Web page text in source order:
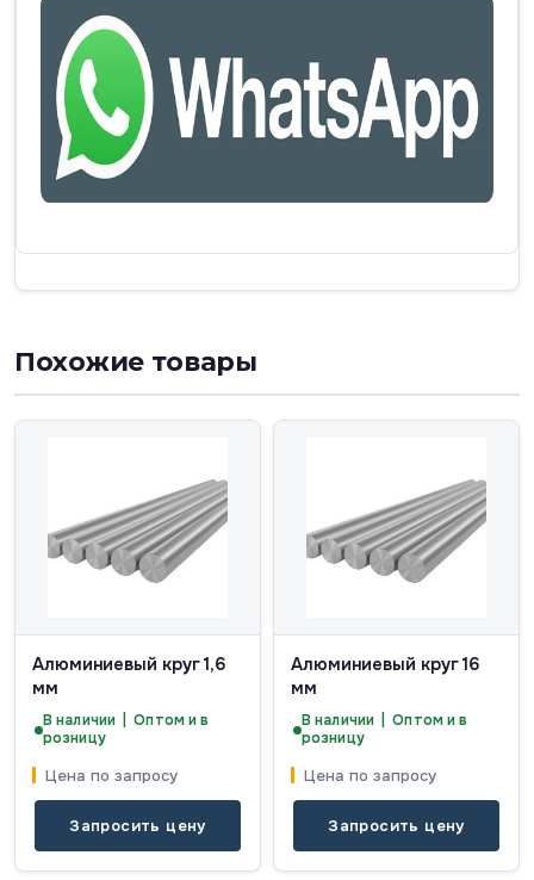
Похожие товары
Алюминиевый круг 1,6
мм
В наличии | Оптом и в
розницу
Цена по запросу
Запросить цену
Алюминиевый круг 16
мм
В наличии | Оптом и в
розницу
Цена по запросу
Запросить цену